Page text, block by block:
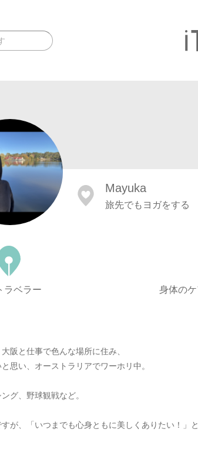
Mayuka
旅先でもヨガをする
ラベラー 身体の
阪と仕事で色んな場所に住み、
思い、オーストラリアでワーホリ中。
グ、野球観戦など。
が、「いつまでも心身ともに美しくありたい！」